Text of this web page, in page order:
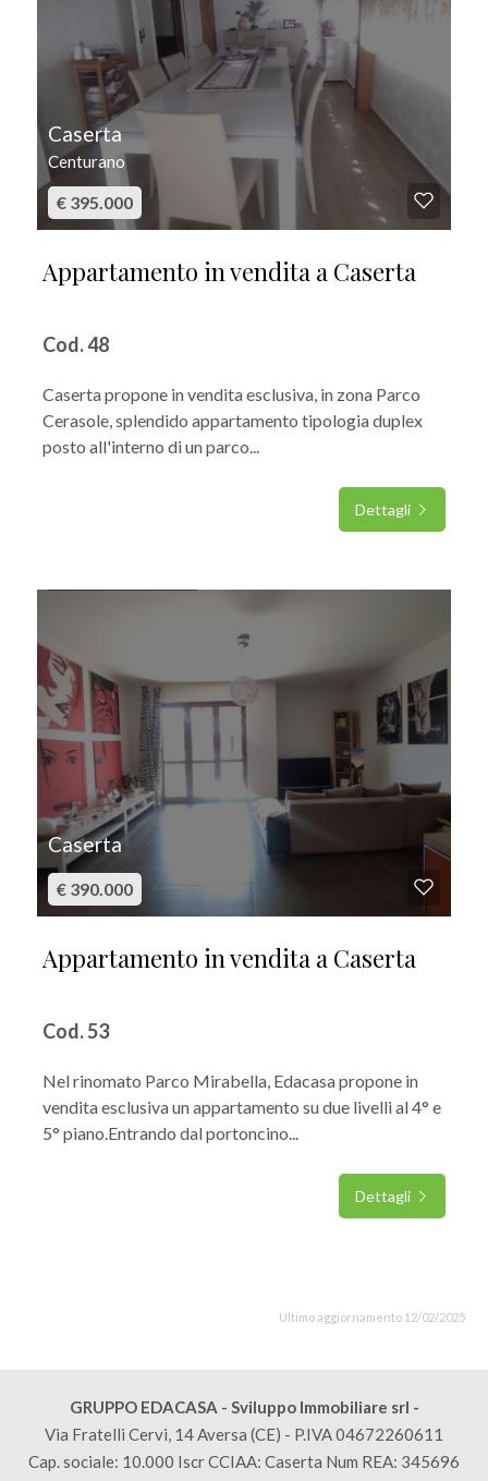
Caserta
Centurano
€ 395.000
Appartamento in vendita a Caserta
Cod. 48
Caserta propone in vendita esclusiva, in zona Parco
Cerasole, splendido appartamento tipologia duplex
posto all'interno di un parco...
Dettagli
Caserta
€ 390.000
Appartamento in vendita a Caserta
Cod. 53
Nel rinomato Parco Mirabella, Edacasa propone in
vendita esclusiva un appartamento su due livelli al 4° e
5° piano.Entrando dal portoncino...
Dettagli
Ultimo aggiornamento 12/02/2025
GRUPPO EDACASA - Sviluppo Immobiliare srl -
Via Fratelli Cervi, 14 Aversa (CE) - P.IVA 04672260611
Cap. sociale: 10.000 Iscr CCIAA: Caserta Num REA: 345696